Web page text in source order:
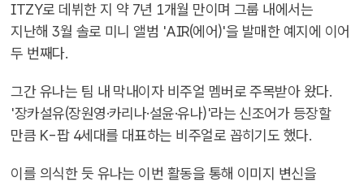
ITZY로 데뷔한 지 약 7년 1개월 만이며 그룹 내에서는
지난해 3월 솔로 미니 앨범 'AIR(에어)'을 발매한 예지에 이어
두 번째다.
그간 유나는 팀 내 막내이자 비주얼 멤버로 주목받아 왔다.
'장카설유(장원영·카리나·설윤·유나)'라는 신조어가 등장할
만큼 K-팝 4세대를 대표하는 비주얼로 꼽히기도 했다.
이를 의식한 듯 유나는 이번 활동을 통해 이미지 변신을